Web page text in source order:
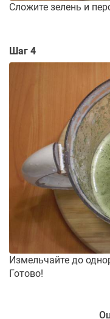
Сложите зелень и
Шаг 4
Измельчайте до
Готово!